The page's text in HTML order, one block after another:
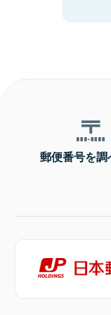
郵便番号を調